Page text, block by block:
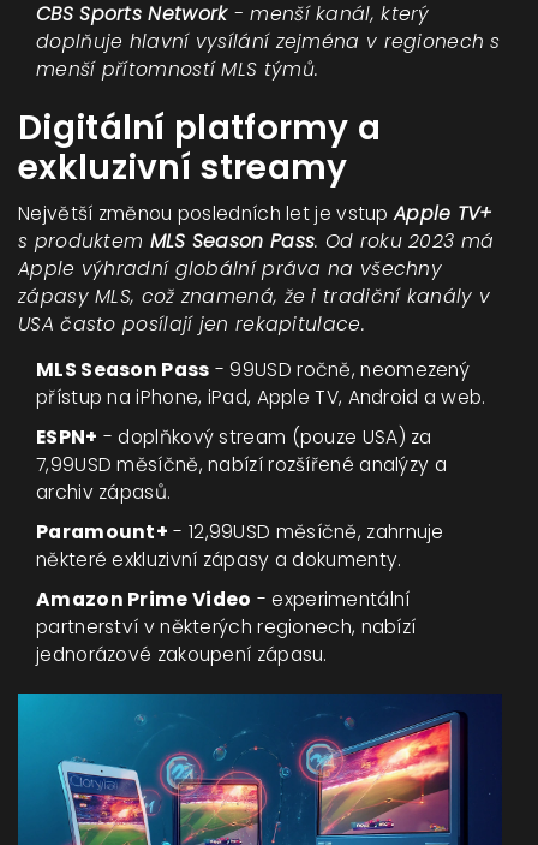
CBS Sports Network- menší kanál, který
doplňuje hlavní vysílání zejména v regionech s
menší přítomností MLS týmů.
Digitální platformy a
exkluzivní streamy
Největší změnou posledních let je vstupApple TV+
s produktem MLS Season Pass. Od roku 2023 má
Apple výhradní globální práva na všechny
zápasy MLS, což znamená, že i tradiční kanály v
USA často posílají jen rekapitulace.
MLS Season Pass - 99USD ročně, neomezený
přístup na iPhone, iPad, Apple TV, Android a web.
ESPN+ - doplňkový stream (pouze USA) za
7,99USD měsíčně, nabízí rozšířené analýzy a
archiv zápasů.
Paramount+ - 12,99USD měsíčně, zahrnuje
některé exkluzivní zápasy a dokumenty.
Amazon Prime Video - experimentální
partnerství v některých regionech, nabízí
jednorázové zakoupení zápasu.